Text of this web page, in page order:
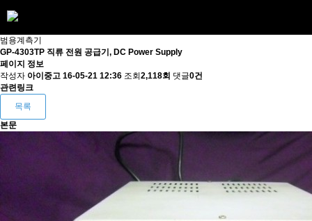
범용계측기
GP-4303TP 직류 전원 공급기, DC Power Supply
페이지 정보
작성자 아이중고 16-05-21 12:36 조회 2,118회 댓글0건
관련링크
목록
본문